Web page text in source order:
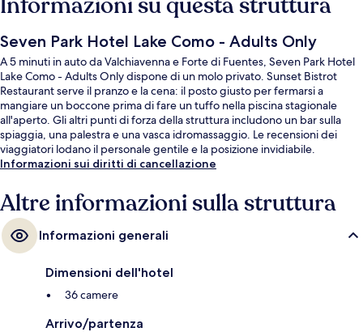
Seven Park Hotel Lake Como - Adults Only
A 5 minuti in auto da Valchiavenna e Forte di Fuentes, Seven Park Hotel
Lake Como - Adults Only dispone di un molo privato. Sunset Bistrot
Restaurant serve il pranzo e la cena: il posto giusto per fermarsi a
mangiare un boccone prima di fare un tuffo nella piscina stagionale
all'aperto. Gli altri punti di forza della struttura includono un bar sulla
spiaggia, una palestra e una vasca idromassaggio. Le recensioni dei
viaggiatori lodano il personale gentile e la posizione invidiabile.
Informazioni sui diritti di cancellazione
Altre informazioni sulla struttura
Informazioni generali
Dimensioni dell'hotel
36 camere
Arrivo/partenza